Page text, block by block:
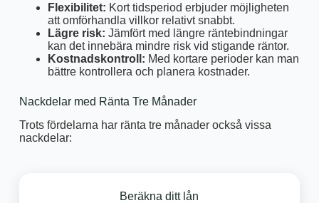
Flexibilitet: Kort tidsperiod erbjuder möjligheten
att omförhandla villkor relativt snabbt.
Lägre risk: Jämfört med längre räntebindningar
kan det innebära mindre risk vid stigande räntor.
Kostnadskontroll: Med kortare perioder kan man
bättre kontrollera och planera kostnader.
Nackdelar med Ränta Tre Månader
Trots fördelarna har ränta tre månader också vissa
nackdelar:
Beräkna ditt lån